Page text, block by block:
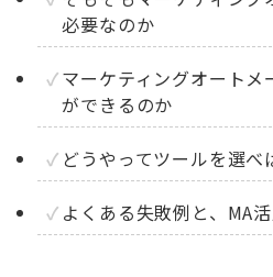
必要なのか
マーケティングオート
ができるのか
どうやってツールを選べ
よくある失敗例と、MA